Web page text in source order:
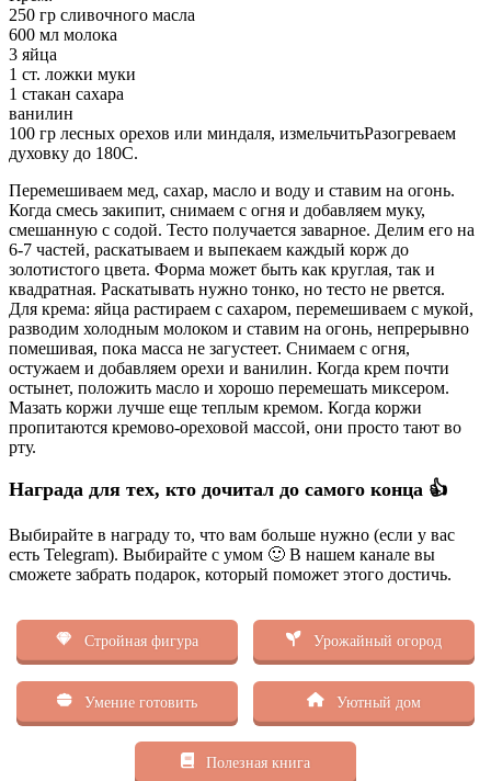
250 гр сливочного масла
600 мл молока
3 яйца
1 ст. ложки муки
1 стакан сахара
ванилин
100 гр лесных орехов или миндаля, измельчитьРазогреваем
духовку до 180С.
Перемешиваем мед, сахар, масло и воду и ставим на огонь.
Когда смесь закипит, снимаем с огня и добавляем муку,
смешанную с содой. Тесто получается заварное. Делим его на
6-7 частей, раскатываем и выпекаем каждый корж до
золотистого цвета. Форма может быть как круглая, так и
квадратная. Раскатывать нужно тонко, но тесто не рвется.
Для крема: яйца растираем с сахаром, перемешиваем с мукой,
разводим холодным молоком и ставим на огонь, непрерывно
помешивая, пока масса не загустеет. Снимаем с огня,
остужаем и добавляем орехи и ванилин. Когда крем почти
остынет, положить масло и хорошо перемешать миксером.
Мазать коржи лучше еще теплым кремом. Когда коржи
пропитаются кремово-ореховой массой, они просто тают во
рту.
Награда для тех, кто дочитал до самого конца 👍
Выбирайте в награду то, что вам больше нужно (если у вас
есть Telegram). Выбирайте с умом 🙂 В нашем канале вы
сможете забрать подарок, который поможет этого достичь.
Стройная фигура Урожайный огород
Умение готовить Уютный дом
Полезная книга